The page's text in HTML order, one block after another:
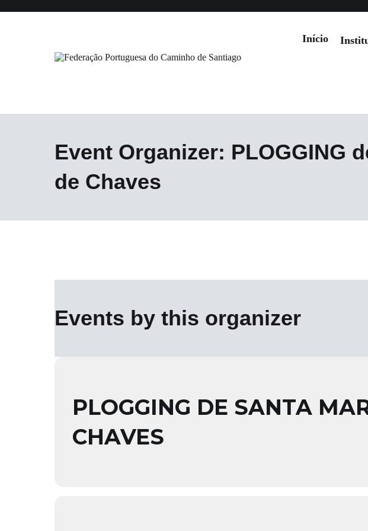
para
Início
Event Organizer: PLOGGING
de Chaves
Events by this organizer
PLOGGING DE SANTA
CHAVES